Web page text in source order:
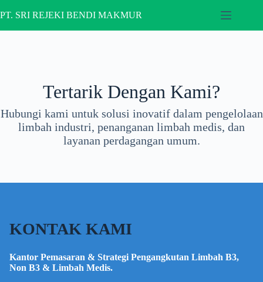
to
PT. SRI REJEKI BENDI MAKMUR
Tertarik Dengan Kami?
Hubungi kami untuk solusi inovatif dalam pengelolaan
limbah industri, penanganan limbah medis, dan
layanan perdagangan umum.
KONTAK KAMI
Kantor Pemasaran & Strategi Pengangkutan Limbah B3,
Non B3 & Limbah Medis.